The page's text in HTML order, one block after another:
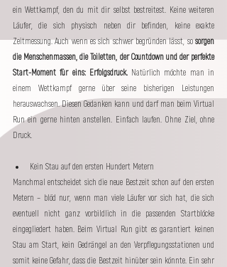
ein Wettkampf, den du mit dir selbst bestreitest. Keine weiteren
Läufer, die sich physisch neben dir befinden, keine exakte
Zeitmessung. Auch wenn es sich schwer begründen lässt, so sorgen
die Menschenmassen, die Toiletten, der Countdown und der perfekte
Start-Moment für eins: Erfolgsdruck. Natürlich möchte man in
einem Wettkampf gerne über seine bisherigen Leistungen
herauswachsen. Diesen Gedanken kann und darf man beim Virtual
Run ein gerne hinten anstellen. Einfach laufen. Ohne Ziel, ohne
Druck.
Kein Stau auf den ersten Hundert Metern
Manchmal entscheidet sich die neue Bestzeit schon auf den ersten
Metern – blöd nur, wenn man viele Läufer vor sich hat, die sich
eventuell nicht ganz vorbildlich in die passenden Startblöcke
eingegliedert haben. Beim Virtual Run gibt es garantiert keinen
Stau am Start, kein Gedrängel an den Verpflegungsstationen und
somit keine Gefahr, dass die Bestzeit hinüber sein könnte. Ein sehr